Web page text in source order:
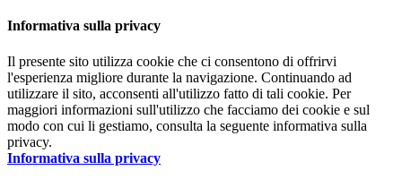
Informativa sulla privacy
Il presente sito utilizza cookie che ci consentono di offrirvi
l'esperienza migliore durante la navigazione. Continuando ad
utilizzare il sito, acconsenti all'utilizzo fatto di tali cookie. Per
maggiori informazioni sull'utilizzo che facciamo dei cookie e sul
modo con cui li gestiamo, consulta la seguente informativa sulla
privacy.
Informativa sulla privacy